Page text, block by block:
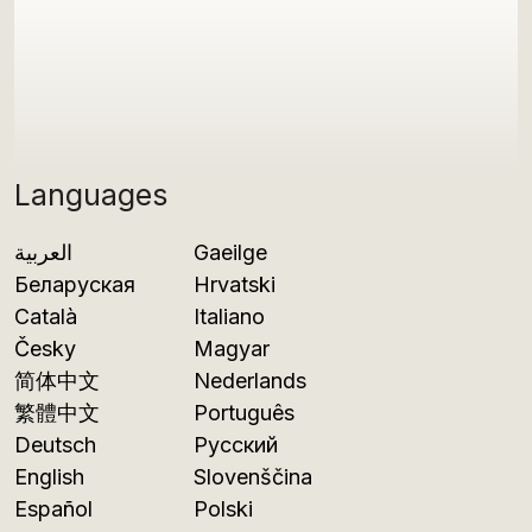
Languages
العربية
Беларуская
Català
Česky
简体中文
繁體中文
Deutsch
English
Español
Gaeilge
Hrvatski
Italiano
Magyar
Nederlands
Português
Русский
Slovenščina
Polski